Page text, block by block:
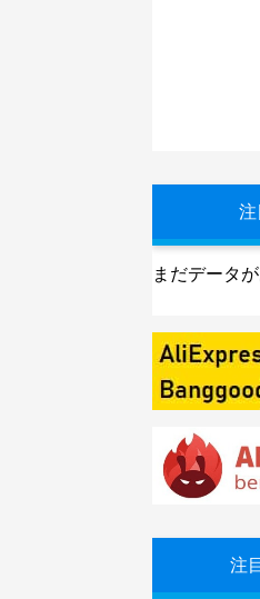
注
まだデータ
注